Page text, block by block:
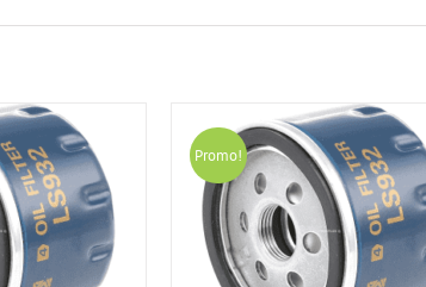
Promo!